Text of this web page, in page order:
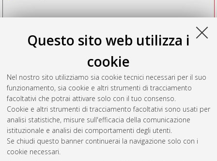
Questo sito web utilizza i
cookie
Nel nostro sito utilizziamo sia cookie tecnici necessari per il suo
funzionamento, sia cookie e altri strumenti di tracciamento
facoltativi che potrai attivare solo con il tuo consenso.
Cookie e altri strumenti di tracciamento facoltativi sono usati per
analisi statistiche, misure sull'efficacia della comunicazione
istituzionale e analisi dei comportamenti degli utenti.
Se chiudi questo banner continuerai la navigazione solo con i
cookie necessari.
Vedi altre statistiche
Gestione del documento: